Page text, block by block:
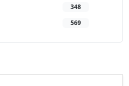
348
569